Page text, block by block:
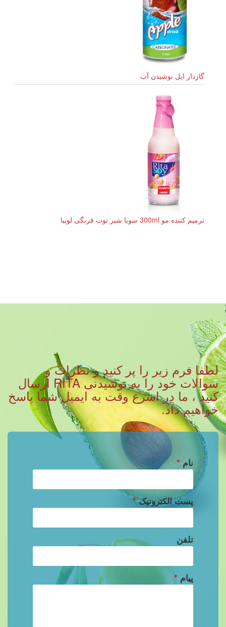
گازدار اپل نوشیدن آب
ترمیم کننده مو 300ml سویا شیر توت فرنگی لوبیا
لطفا فرم زیر را پر کنید و نظرات و
سوالات خود را به نوشیدنی RITA ارسال
کنید ، ما در اسرع وقت به ایمیل شما پاسخ
خواهیم داد.
نام *
پست الکترونیک*
تلفن
پیام *